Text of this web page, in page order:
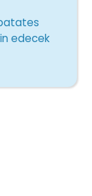
edecek